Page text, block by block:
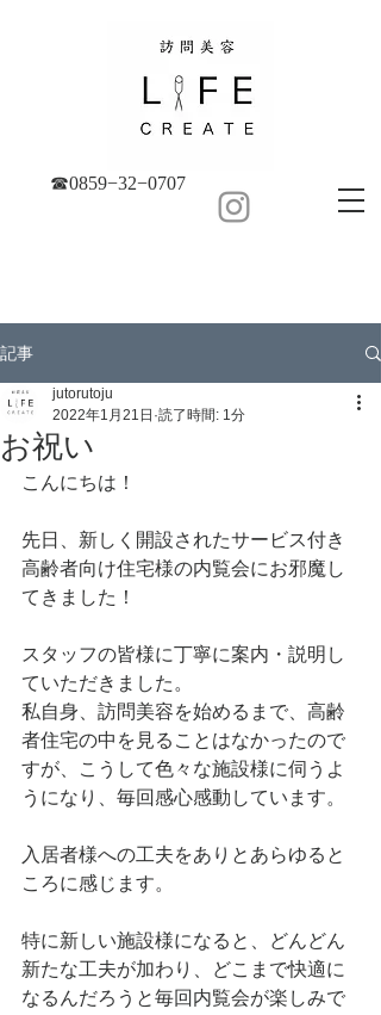
☎︎0859−32−0707
記事
お祝い
jutorutoju
2022年1月21日 読了時間: 1分
こんにちは！
先日、新しく開設されたサービス付き
高齢者向け住宅様の内覧会にお邪魔し
てきました！
スタッフの皆様に丁寧に案内・説明し
ていただきました。
私自身、訪問美容を始めるまで、高齢
者住宅の中を見ることはなかったので
すが、こうして色々な施設様に伺うよ
うになり、毎回感心感動しています。
入居者様への工夫をありとあらゆると
ころに感じます。
特に新しい施設様になると、どんどん
新たな工夫が加わり、どこまで快適に
なるんだろうと毎回内覧会が楽しみで